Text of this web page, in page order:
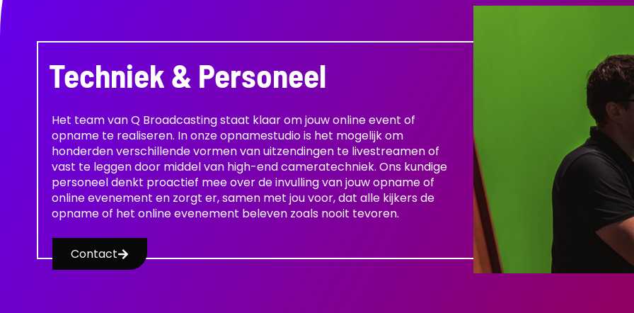
Techniek & Personeel
Het team van Q Broadcasting staat klaar om jouw online event of
opname te realiseren. In onze opnamestudio is het mogelijk om
honderden verschillende vormen van uitzendingen te livestreamen of
vast te leggen door middel van high-end cameratechniek. Ons kundige
personeel denkt proactief mee over de invulling van jouw opname of
online evenement en zorgt er, samen met jou voor, dat alle kijkers de
opname of het online evenement beleven zoals nooit tevoren.
Contact